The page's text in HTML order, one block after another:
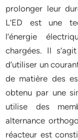
prolonger leur
L’ED est une
l’énergie
chargées. Il
d’utiliser un
de matière des
obtenu par une
utilise des
alternance
réacteur est